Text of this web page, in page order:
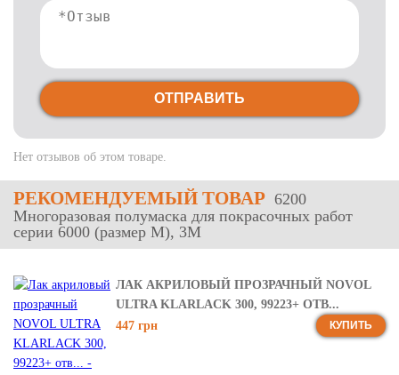
Нет отзывов об этом товаре.
ОТПРАВИТЬ
РЕКОМЕНДУЕМЫЙ ТОВАР 6200
Многоразовая полумаска для покрасочных работ
серии 6000 (размер М), 3М
ЛАК АКРИЛОВЫЙ ПРОЗРАЧНЫЙ NOVOL
ULTRA KLARLACK 300, 99223+ ОТВ...
447 грн
КУПИТЬ